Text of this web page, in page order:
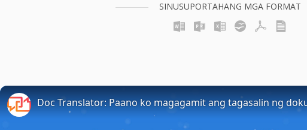
SINUSUPORTAHANG MGA FORMAT